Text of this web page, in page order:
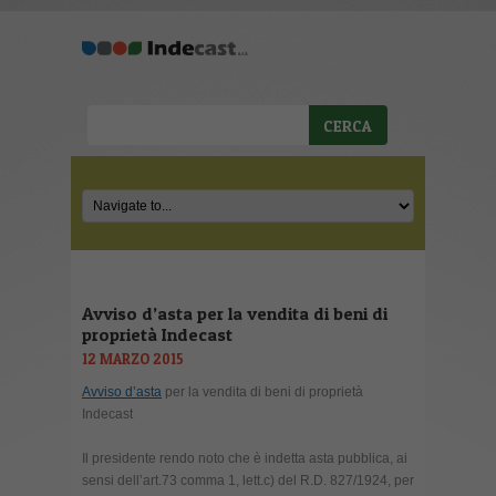
Avviso d’asta per la vendita di beni di
proprietà Indecast
12 MARZO 2015
Avviso d’asta per la vendita di beni di proprietà
Indecast
Il presidente rendo noto che è indetta asta pubblica, ai
sensi dell’art.73 comma 1, lett.c) del R.D. 827/1924, per